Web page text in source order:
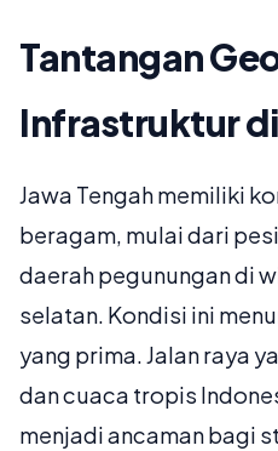
Tantangan
Infrastruktur
Jawa Tengah memiliki
beragam, mulai dari
daerah pegunungan di
selatan. Kondisi ini
yang prima. Jalan raya
dan cuaca tropis
menjadi ancaman bagi